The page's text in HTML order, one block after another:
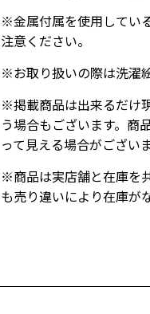
※金属付属を使用してい
注意ください。
※お取り扱いの際は洗濯
※掲載商品は出来るだけ
う場合もございます。商
って見える場合がござい
※商品は実店舗と在庫を
も売り違いにより在庫が